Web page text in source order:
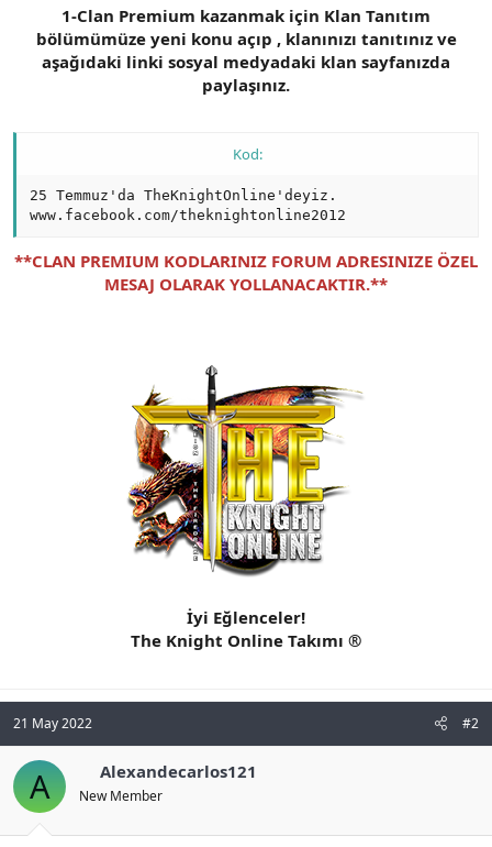
i
1-Clan Premium kazanmak için Klan Tanıtım
bölümümüze yeni konu açıp , klanınızı tanıtınız ve
aşağıdaki linki sosyal medyadaki klan sayfanızda
paylaşınız.
Kod:
25 Temmuz'da TheKnightOnline'deyiz.
www.facebook.com/theknightonline2012
**CLAN PREMIUM KODLARINIZ FORUM ADRESINIZE ÖZEL
MESAJ OLARAK YOLLANACAKTIR.**
İyi Eğlenceler!
The Knight Online Takımı ®
21 May 2022 #2
A Alexandecarlos121
New Member